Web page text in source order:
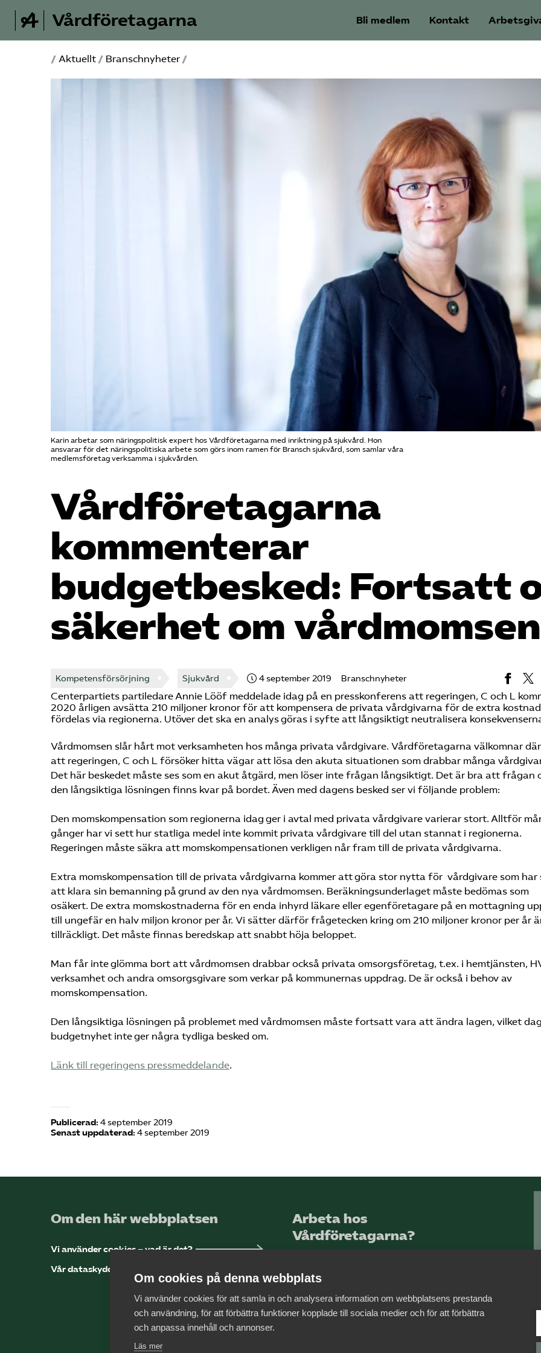
Vårdföretagarna Bli medlem Kontakt
/ Aktuellt / Branschnyheter /
Karin arbetar som näringspolitisk expert hos Vårdföretagarna med inriktning på sjukvård. Hon
ansvarar för det näringspolitiska arbete som görs inom ramen för Bransch sjukvård, som samlar våra
medlemsföretag verksamma i sjukvården.
Vård­företagarna
kommenterar
budgetbesked: Fortsatt
säkerhet om vårdmomsen
Kompetensförsörjning Sjukvård 4 september 2019 Branschnyheter
Centerpartiets partiledare Annie Lööf meddelade idag på en presskonferens att regeringen, C och L
2020 årligen avsätta 210 miljoner kronor för att kompensera de privata vårdgivarna för de extra
fördelas via regionerna. Utöver det ska en analys göras i syfte att långsiktigt neutralisera
Vårdmomsen slår hårt mot verksamheten hos många privata vårdgivare. Vårdföretagarna välkomnar
att regeringen, C och L försöker hitta vägar att lösa den akuta situationen som drabbar många
Det här beskedet måste ses som en akut åtgärd, men löser inte frågan långsiktigt. Det är bra att frågan
den långsiktiga lösningen finns kvar på bordet. Även med dagens besked ser vi följande problem:
Den momskompensation som regionerna idag ger i avtal med privata vårdgivare varierar stort. Alltför
gånger har vi sett hur statliga medel inte kommit privata vårdgivare till del utan stannat i regionerna.
Regeringen måste säkra att momskompensationen verkligen når fram till de privata vårdgivarna.
Extra momskompensation till de privata vårdgivarna kommer att göra stor nytta för vårdgivare som har
att klara sin bemanning på grund av den nya vårdmomsen. Beräkningsunderlaget måste bedömas som
osäkert. De extra momskostnaderna för en enda inhyrd läkare eller egenföretagare på en mottagning
till ungefär en halv miljon kronor per år. Vi sätter därför frågetecken kring om 210 miljoner kronor per år
tillräckligt. Det måste finnas beredskap att snabbt höja beloppet.
Man får inte glömma bort att vårdmomsen drabbar också privata omsorgsföretag, t.ex. i hemtjänsten,
verksamhet och andra omsorgsgivare som verkar på kommunernas uppdrag. De är också i behov av
momskompensation.
Den långsiktiga lösningen på problemet med vårdmomsen måste fortsatt vara att ändra lagen, vilket
budgetnyhet inte ger några tydliga besked om.
Länk till regeringens pressmeddelande.
Publicerad: 4 september 2019
Senast uppdaterad: 4 september 2019
Om den här webbplatsen
Vi använder cookies – vad är det?
Vår dataskyddspolicy
Arbeta hos
Vårdföretagarna?
Om cookies på denna webbplats
Vi använder cookies för att samla in och analysera information om webbplatsens prestanda
och användning, för att förbättra funktioner kopplade till sociala medier och för att förbättra
och anpassa innehåll och annonser.
Läs mer